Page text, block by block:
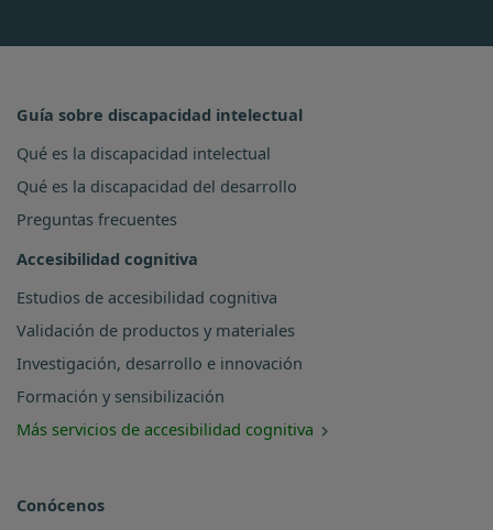
Guía sobre discapacidad intelectual
Qué es la discapacidad intelectual
Qué es la discapacidad del desarrollo
Preguntas frecuentes
Accesibilidad cognitiva
Estudios de accesibilidad cognitiva
Validación de productos y materiales
Investigación, desarrollo e innovación
Formación y sensibilización
Más servicios de accesibilidad cognitiva
Conócenos